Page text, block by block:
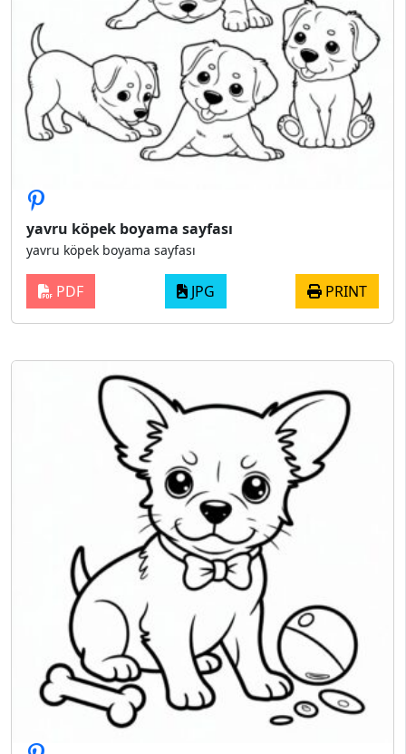
yavru köpek boyama sayfası
yavru köpek boyama sayfası
PDF JPG PRINT